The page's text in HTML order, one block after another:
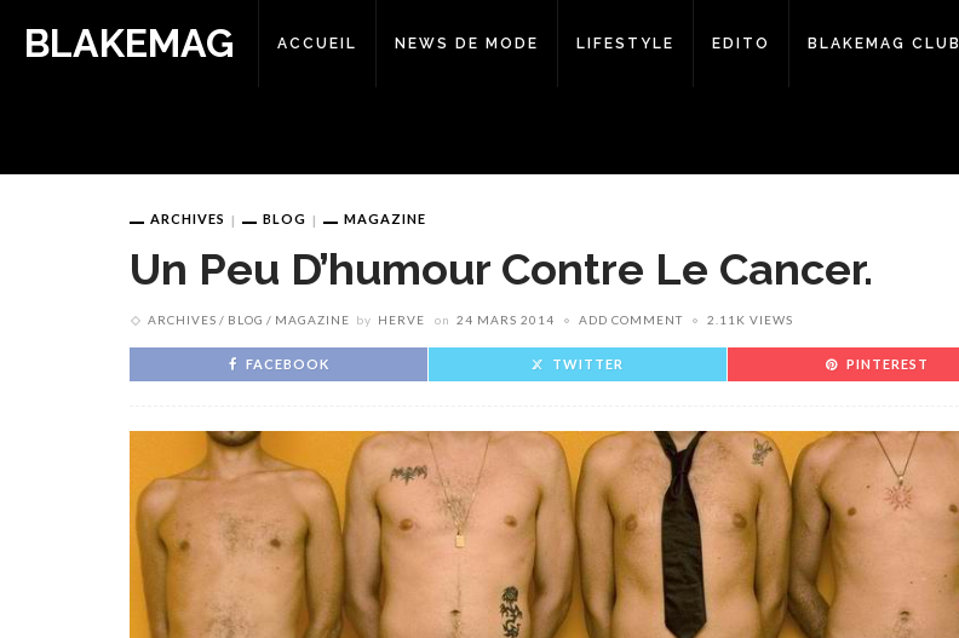
BLAKEMAG ACCUEIL NEWS DE MODE LIFESTYLE EDITO BLAKEMAG CLUB
ARCHIVES BLOG MAGAZINE
Un Peu D’humour Contre Le Cancer.
ARCHIVES BLOG MAGAZINE by HERVE on 24 MARS 2014 ADD COMMENT 2.11K VIEWS
FACEBOOK TWITTER PINTEREST